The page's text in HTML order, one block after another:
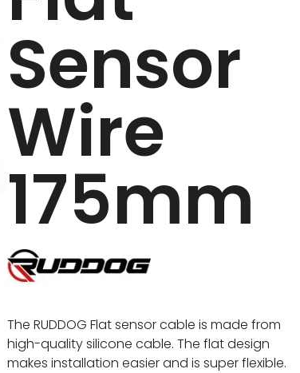
Sensor
Wire
175mm
The RUDDOG Flat sensor cable is made from
high-quality silicone cable. The flat design
makes installation easier and is super flexible.